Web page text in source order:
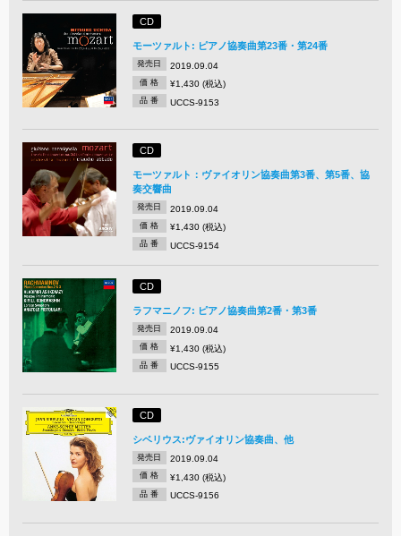
CD
モーツァルト: ピアノ協奏曲第23番・第24番
発売日 2019.09.04
価 格 ¥1,430 (税込)
品 番 UCCS-9153
CD
モーツァルト：ヴァイオリン協奏曲第3番、第5番、協
奏交響曲
発売日 2019.09.04
価 格 ¥1,430 (税込)
品 番 UCCS-9154
CD
ラフマニノフ: ピアノ協奏曲第2番・第3番
発売日 2019.09.04
価 格 ¥1,430 (税込)
品 番 UCCS-9155
CD
シベリウス:ヴァイオリン協奏曲、他
発売日 2019.09.04
価 格 ¥1,430 (税込)
品 番 UCCS-9156